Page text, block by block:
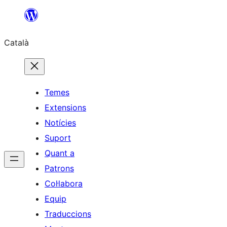
contingut
Català
Temes
Extensions
Notícies
Suport
Quant a
Patrons
Col·labora
Equip
Traduccions